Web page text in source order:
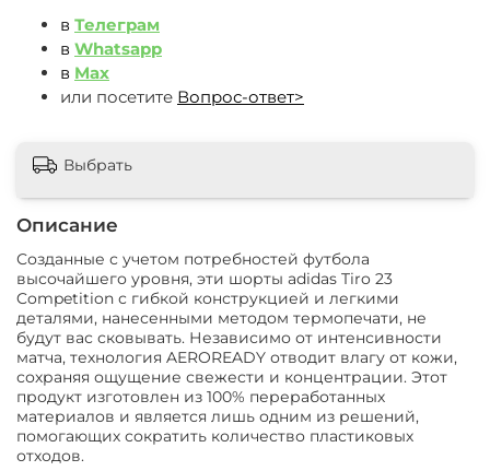
в Телеграм
в Whatsapp
в Max
или посетите Вопрос-ответ>
Описание
Созданные с учетом потребностей футбола
высочайшего уровня, эти шорты adidas Tiro 23
Competition с гибкой конструкцией и легкими
деталями, нанесенными методом термопечати, не
будут вас сковывать. Независимо от интенсивности
матча, технология AEROREADY отводит влагу от кожи,
сохраняя ощущение свежести и концентрации. Этот
продукт изготовлен из 100% переработанных
материалов и является лишь одним из решений,
помогающих сократить количество пластиковых
отходов.
Выбрать